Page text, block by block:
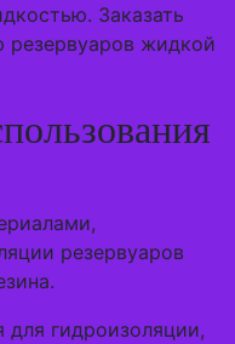
Заказать
резервуаров жидкой
резервуаров
для гидроизоляции,